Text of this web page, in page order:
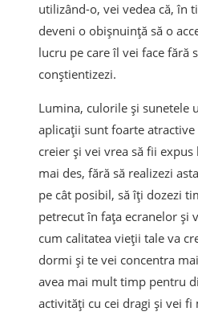
utilizând-o, vei vedea că, în
deveni o obișnuință să o
lucru pe care îl vei face fără
conștientizezi.
Lumina, culorile și sunetele
aplicații sunt foarte
creier și vei vrea să fii expus
mai des, fără să realizezi
pe cât posibil, să îți dozezi
petrecut în fața ecranelor și
cum calitatea vieții tale va
dormi și te vei concentra
avea mai mult timp pentru
activități cu cei dragi și vei fi